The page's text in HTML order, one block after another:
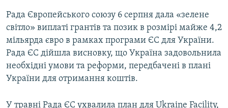
Рада Європейського союзу 6 серпня дала «зелене
світло» виплаті грантів та позик в розмірі майже 4,2
мільярда євро в рамках програми ЄС для України.
Рада ЄС дійшла висновку, що Україна задовольнила
необхідні умови та реформи, передбачені в плані
України для отримання коштів.
У травні Рада ЄС ухвалила план для Ukraine Facility,